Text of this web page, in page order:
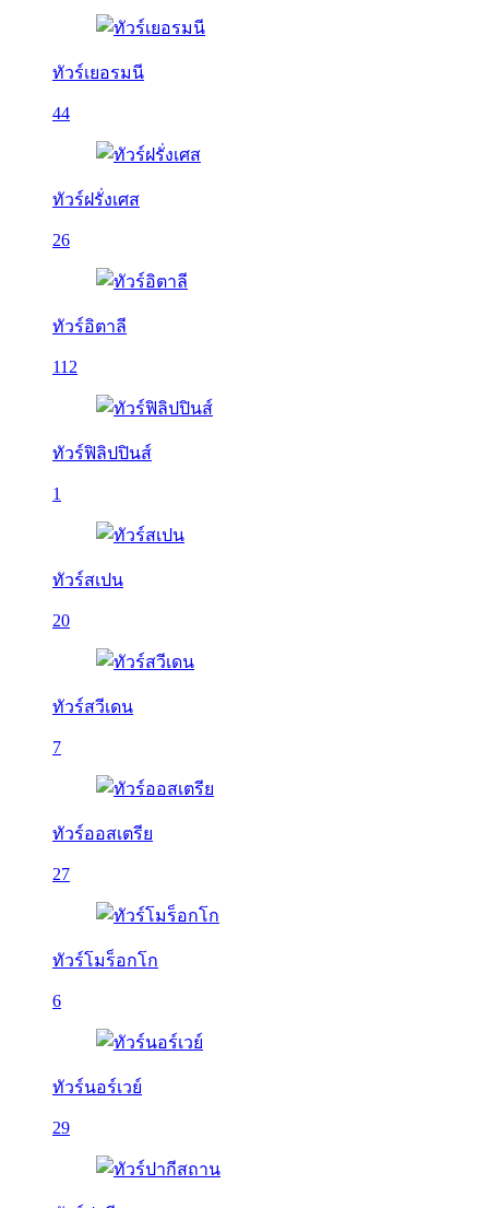
ทัวร์เยอรมนี
44
ทัวร์ฝรั่งเศส
26
ทัวร์อิตาลี
112
ทัวร์ฟิลิปปินส์
1
ทัวร์สเปน
20
ทัวร์สวีเดน
7
ทัวร์ออสเตรีย
27
ทัวร์โมร็อกโก
6
ทัวร์นอร์เวย์
29